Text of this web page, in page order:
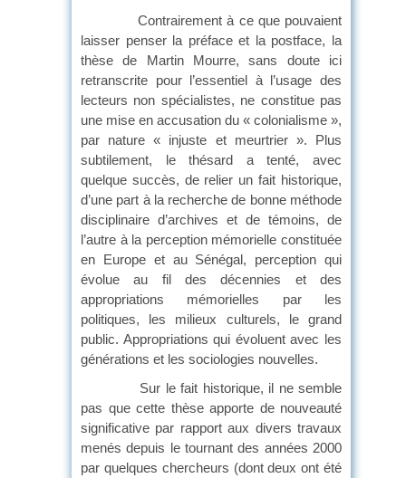
Contrairement à ce que pouvaient
laisser penser la préface et la postface, la
thèse de Martin Mourre, sans doute ici
retranscrite pour l’essentiel à l’usage des
lecteurs non spécialistes, ne constitue pas
une mise en accusation du « colonialisme »,
par nature « injuste et meurtrier ». Plus
subtilement, le thésard a tenté, avec
quelque succès, de relier un fait historique,
d’une part à la recherche de bonne méthode
disciplinaire d’archives et de témoins, de
l’autre à la perception mémorielle constituée
en Europe et au Sénégal, perception qui
évolue au fil des décennies et des
appropriations mémorielles par les
politiques, les milieux culturels, le grand
public. Appropriations qui évoluent avec les
générations et les sociologies nouvelles.
Sur le fait historique, il ne semble
pas que cette thèse apporte de nouveauté
significative par rapport aux divers travaux
menés depuis le tournant des années 2000
par quelques chercheurs (dont deux ont été